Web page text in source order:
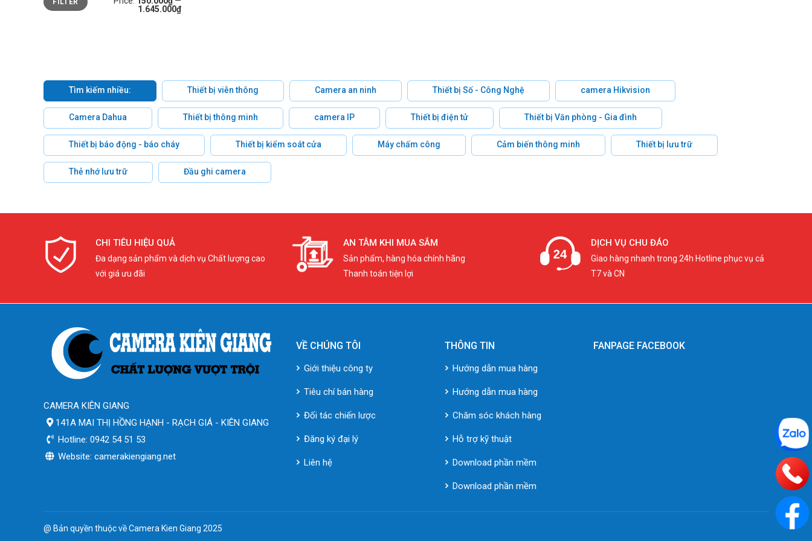
price
price
1.645.000₫
Tìm kiếm nhiều: Thiết bị viễn thông Camera an ninh Thiết bị Số - Công Nghệ camera Hikvision
Camera Dahua Thiết bị thông minh camera IP Thiết bị điện tử Thiết bị Văn phòng - Gia đình
Thiết bị báo động - báo cháy Thiết bị kiểm soát cửa Máy chấm công Cảm biến thông minh Thiết bị lưu trữ
Thẻ nhớ lưu trữ Đầu ghi camera
CHI TIÊU HIỆU QUẢ
Đa dạng sản phẩm và dịch vụ Chất lượng cao
với giá ưu đãi
AN TÂM KHI MUA SẮM
Sản phẩm, hàng hóa chính hãng
Thanh toán tiện lợi
DỊCH VỤ CHU ĐÁO
Giao hàng nhanh trong 24h Hotline phục vụ cả
T7 và CN
CAMERA KIÊN GIANG
141A MAI THỊ HỒNG HẠNH - RẠCH GIÁ - KIÊN GIANG
Hotline: 0942 54 51 53
Website: camerakiengiang.net
VỀ CHÚNG TÔI
Giới thiệu công ty
Tiêu chí bán hàng
Đối tác chiến lược
Đăng ký đại lý
Liên hệ
THÔNG TIN
Hướng dẫn mua hàng
Hướng dẫn mua hàng
Chăm sóc khách hàng
Hỗ trợ kỹ thuật
Download phần mềm
Download phần mềm
FANPAGE FACEBOOK
@ Bản quyền thuộc về Camera Kien Giang 2025